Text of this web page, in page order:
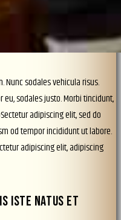
Nunc sodales vehicula risus.
sodales justo. Morbi tincidunt,
adipiscing elit, sed do
od tempor incididunt ut labore.
adipiscing elit, adipiscing
ISTE NATUS ET